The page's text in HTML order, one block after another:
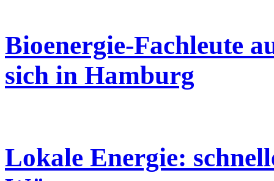
Bioenergie-Fachleute
sich in Hamburg
Lokale Energie: